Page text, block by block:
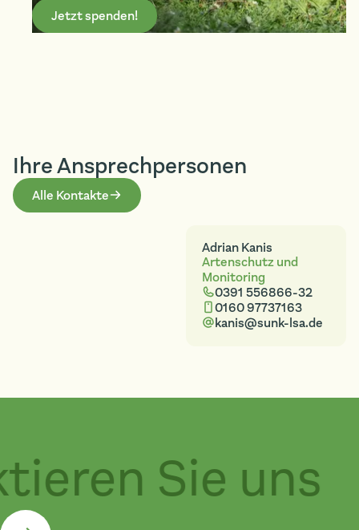
Jetzt spenden!
Ihre Ansprech­personen
Alle Kontakte
Adrian Kanis
Artenschutz und
Monitoring
0391 556866-32
0160 97737163
kanis@sunk-lsa.de
Sie uns